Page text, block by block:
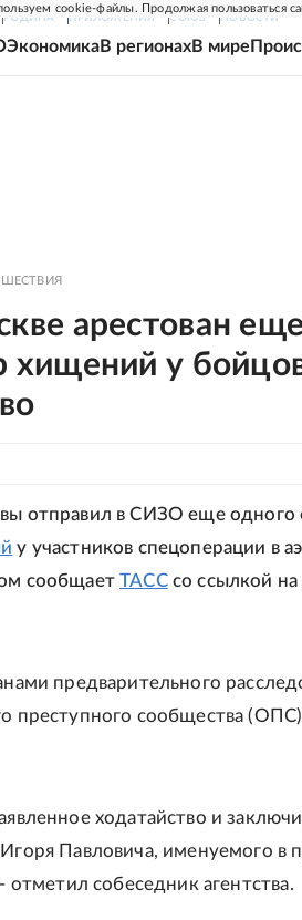
cookie-файлы. Продолжая пользоваться
РОДИНА ПРИЛОЖЕНИЯ СОЮЗ НОВОСТИ
ЭкономикаВ регионахВ мире
арестован
хищений у
отправил в СИЗО еще одного
у участников спецоперации в
сообщаетТАССсо ссылкой на
предварительного
преступного сообщества
ходатайство и
Павловича, именуемого в
отметил собеседник агентства.